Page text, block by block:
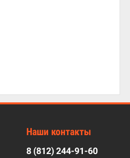
Наши контакты
8 (812) 244-91-60